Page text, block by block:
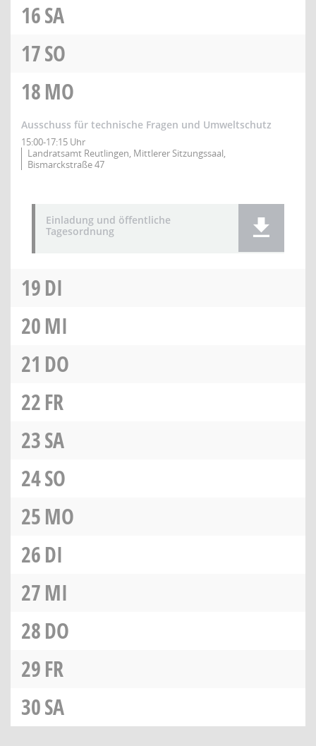
16SA
17SO
18MO
Ausschuss für technische Fragen und Umweltschutz
15:00-17:15 Uhr
Landratsamt Reutlingen, Mittlerer Sitzungssaal,
Bismarckstraße 47
Einladung und öffentliche
Tagesordnung
19DI
20MI
21 DO
22FR
23SA
24SO
25MO
26DI
27MI
28DO
29FR
30SA